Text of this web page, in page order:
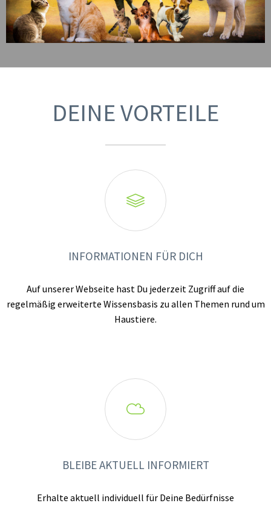
DEINE VORTEILE

INFORMATIONEN FÜR DICH
Auf unserer Webseite hast Du jederzeit Zugriff auf die
regelmäßig erweiterte Wissensbasis zu allen Themen rund um
Haustiere.

BLEIBE AKTUELL INFORMIERT
Erhalte aktuell individuell für Deine Bedürfnisse